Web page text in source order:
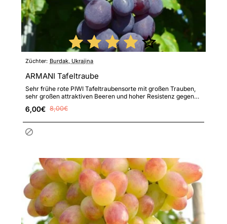
Züchter: Burdak, Ukrajina
ARMANI Tafeltraube
Sehr frühe rote PIWI Tafeltraubensorte mit großen Trauben,
sehr großen attraktiven Beeren und hoher Resistenz gegen
6,00€ 8,00€